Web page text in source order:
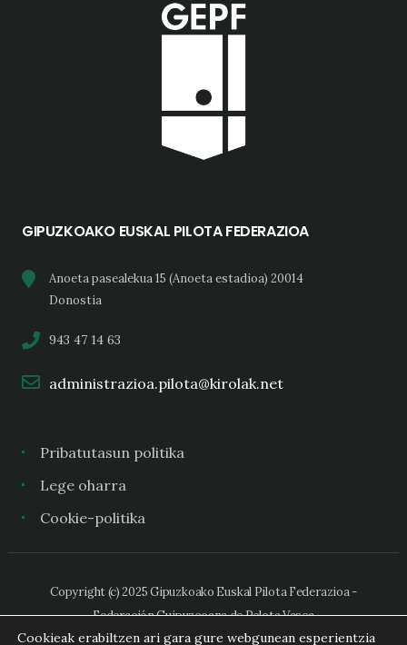
GIPUZKOAKO EUSKAL PILOTA FEDERAZIOA
Anoeta pasealekua 15 (Anoeta estadioa) 20014
Donostia
943 47 14 63
administrazioa.pilota@kirolak.net
Pribatutasun politika
Lege oharra
Cookie-politika
Copyright (c) 2025 Gipuzkoako Euskal Pilota Federazioa -
Federación Guipuzcoana de Pelota Vasca
Cookieak erabiltzen ari gara gure webgunean esperientzia